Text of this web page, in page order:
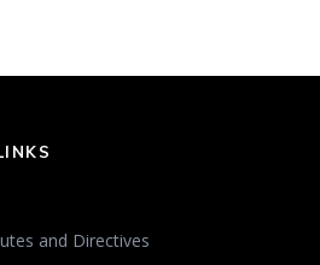
and Directives